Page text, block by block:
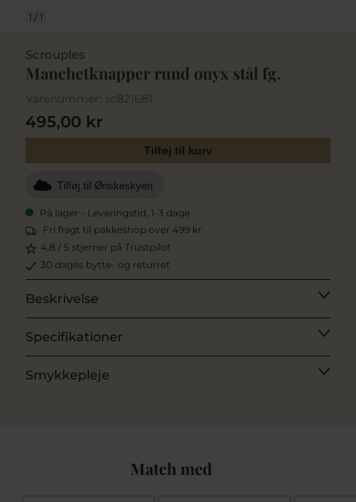
1 / 1
Scrouples
Manchetknapper rund onyx stål fg.
Varenummer: sc821681
495,00 kr
Tilføj til kurv
Tilføj til Ønskeskyen
På lager - Leveringstid, 1-3 dage
Fri fragt til pakkeshop over 499 kr.
4,8 / 5 stjerner på Trustpilot
30 dages bytte- og returret
Beskrivelse
Specifikationer
Smykkepleje
Match med